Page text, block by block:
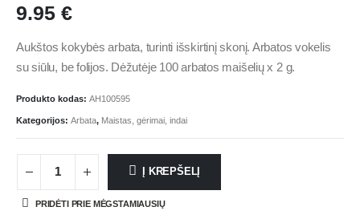
9.95 €
Aukštos kokybės arbata, turinti išskirtinį skonį. Arbatos vokelis
su siūlu, be folijos. Dėžutėje 100 arbatos maišelių x 2 g.
Produkto kodas: AH100595
Kategorijos: Arbata, Maistas, gėrimai, indai
Į KREPŠELĮ
PRIDĖTI PRIE MĖGSTAMIAUSIŲ